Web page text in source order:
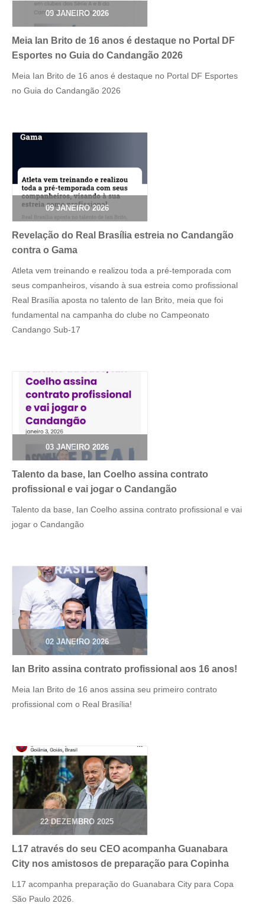
09 JANEIRO 2026
Meia Ian Brito de 16 anos é destaque no Portal DF
Esportes no Guia do Candangão 2026
Meia Ian Brito de 16 anos é destaque no Portal DF Esportes
no Guia do Candangão 2026
09 JANEIRO 2026
Revelação do Real Brasília estreia no Candangão
contra o Gama
Atleta vem treinando e realizou toda a pré-temporada com
seus companheiros, visando à sua estreia como profissional
Real Brasília aposta no talento de Ian Brito, meia que foi
fundamental na campanha do clube no Campeonato
Candango Sub-17
03 JANEIRO 2026
Talento da base, Ian Coelho assina contrato
profissional e vai jogar o Candangão
Talento da base, Ian Coelho assina contrato profissional e vai
jogar o Candangão
02 JANEIRO 2026
Ian Brito assina contrato profissional aos 16 anos!
Meia Ian Brito de 16 anos assina seu primeiro contrato
profissional com o Real Brasília!
22 DEZEMBRO 2025
L17 através do seu CEO acompanha Guanabara
City nos amistosos de preparação para Copinha
L17 acompanha preparação do Guanabara City para Copa
São Paulo 2026.